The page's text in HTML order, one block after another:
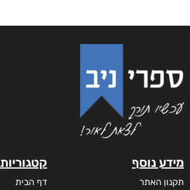
מידע נוסף
תקנון האתר
קטגוריות
דף הבית